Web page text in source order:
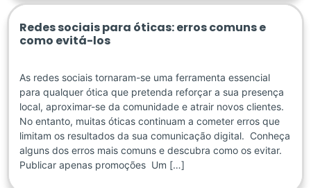
Redes sociais para óticas: erros comuns e
como evitá-los
As redes sociais tornaram-se uma ferramenta essencial
para qualquer ótica que pretenda reforçar a sua presença
local, aproximar-se da comunidade e atrair novos clientes.
No entanto, muitas óticas continuam a cometer erros que
limitam os resultados da sua comunicação digital. Conheça
alguns dos erros mais comuns e descubra como os evitar.
Publicar apenas promoções Um […]